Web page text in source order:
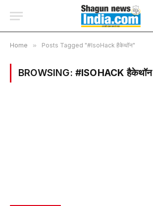
Home » Posts Tagged "#IsoHack हैकेथॉन"
BROWSING: #ISOHACK हैकेथॉन